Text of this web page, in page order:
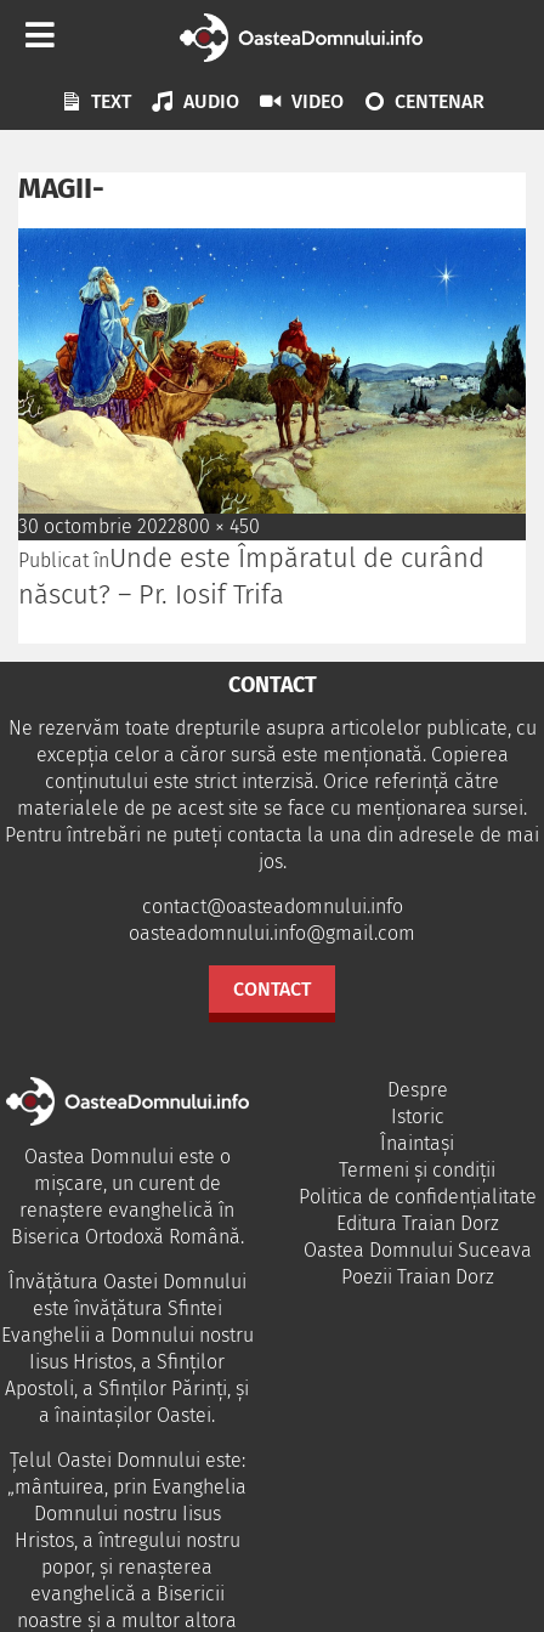
TEXT AUDIO VIDEO CENTENAR
MAGII-
30 octombrie 2022800 × 450
Publicat înUnde este Împăratul de curând
născut? – Pr. Iosif Trifa
CONTACT
Ne rezervăm toate drepturile asupra articolelor publicate, cu
excepția celor a căror sursă este menționată. Copierea
conținutului este strict interzisă. Orice referință către
materialele de pe acest site se face cu menționarea sursei.
Pentru întrebări ne puteţi contacta la una din adresele de mai
jos.
contact@oasteadomnului.info
oasteadomnului.info@gmail.com
CONTACT
Oastea Domnului este o
mișcare, un curent de
renaștere evanghelică în
Biserica Ortodoxă Română.
Învăţătura Oastei Domnului
este învăţătura Sfintei
Evanghelii a Domnului nostru
Iisus Hristos, a Sfinţilor
Apostoli, a Sfinţilor Părinţi, şi
a înaintaşilor Oastei.
Ţelul Oastei Domnului este:
„mântuirea, prin Evanghelia
Domnului nostru Iisus
Hristos, a întregului nostru
popor, şi renaşterea
evanghelică a Bisericii
noastre şi a multor altora
Despre
Istoric
Înaintași
Termeni și condiții
Politica de confidențialitate
Editura Traian Dorz
Oastea Domnului Suceava
Poezii Traian Dorz